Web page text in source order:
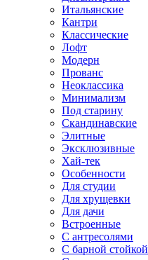
Итальянские
Кантри
Классические
Лофт
Модерн
Прованс
Неоклассика
Минимализм
Под старину
Скандинавские
Элитные
Эксклюзивные
Хай-тек
Особенности
Для студии
Для хрущевки
Для дачи
Встроенные
С антресолями
С барной стойкой